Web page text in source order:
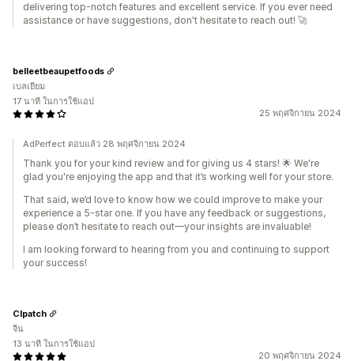
delivering top-notch features and excellent service. If you ever need
assistance or have suggestions, don't hesitate to reach out! 🚀
25 พฤศจิกายน 2024
belleetbeaupetfoods
เบลเยียม
17 นาที ในการใช้แอป
AdPerfect ตอบแล้ว 28 พฤศจิกายน 2024
Thank you for your kind review and for giving us 4 stars! 🌟 We're
glad you're enjoying the app and that it’s working well for your store.
That said, we’d love to know how we could improve to make your
experience a 5-star one. If you have any feedback or suggestions,
please don’t hesitate to reach out—your insights are invaluable!
I am looking forward to hearing from you and continuing to support
your success!
20 พฤศจิกายน 2024
Clpatch
จีน
13 นาที ในการใช้แอป